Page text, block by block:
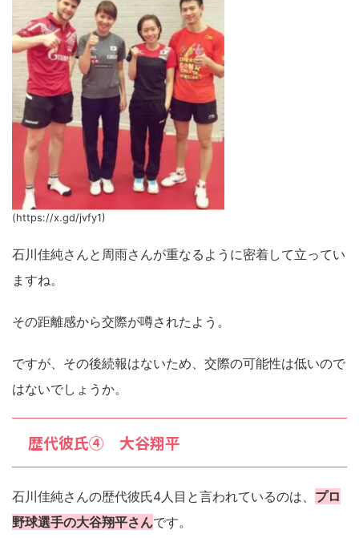
(https://x.gd/jvfy1)
石川佳純さんと周雨さんが重なるように密着して立ってい
ますね。
その距離感から交際が噂されたよう。
ですが、その後続報はないため、交際の可能性は低いので
はないでしょうか。
歴代彼氏④ 大谷翔平
石川佳純さんの歴代彼氏4人目と言われているのは、 プロ
野球選手の大谷翔平さんです。